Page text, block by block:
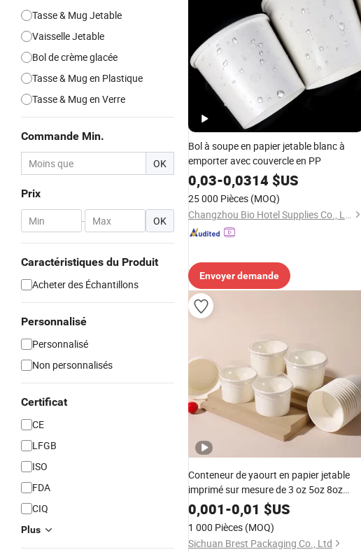
Tasse & Mug Jetable
Vaisselle Jetable
Bol de crème glacée
Tasse & Mug en Plastique
Tasse & Mug en Verre
Commande Min.
OK
Prix
- OK
Caractéristiques du Produit
Acheter des Échantillons
Personnalisé
Personnalisé
Non personnalisés
Certificat
CE
LFGB
ISO
FDA
CIQ
Plus
Bol à soupe en papier jetable blanc à
emporter avec couvercle en PP
0,03-0,0314 $US
25 000 Pièces (MOQ)
Changzhou Bio Hotel Supplies Co., Ltd.
Envoyer demande
Conteneur de yaourt en papier jetable
imprimé sur mesure de 3 oz 5oz 8oz
12oz 16oz 20oz résistant à l'eau avec
couvercle plat pour emporter
0,001-0,01 $US
1 000 Pièces (MOQ)
Sichuan Brest Packaging Co., Ltd